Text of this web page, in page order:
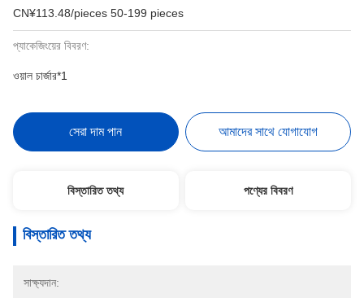
CN¥113.48/pieces 50-199 pieces
প্যাকেজিংয়ের বিবরণ:
ওয়াল চার্জার*1
সেরা দাম পান আমাদের সাথে যোগাযোগ
বিস্তারিত তথ্য পণ্যের বিবরণ
বিস্তারিত তথ্য
সাক্ষ্যদান: